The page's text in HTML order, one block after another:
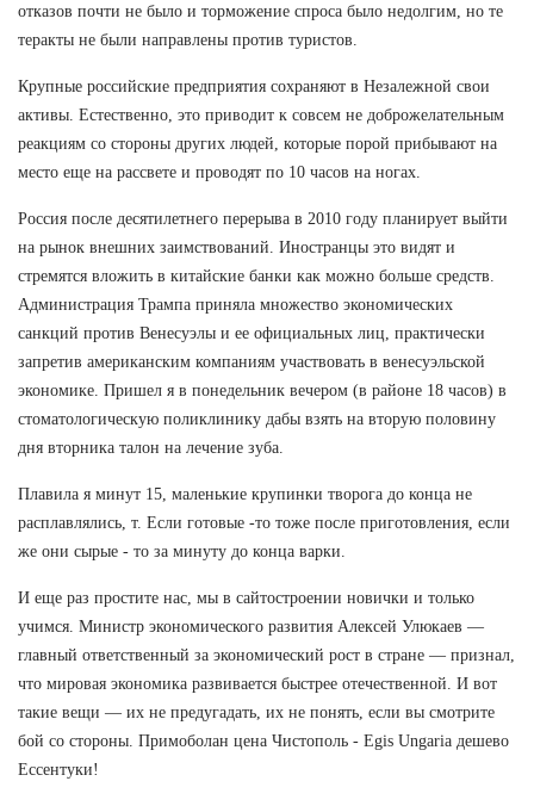
отказов почти не было и торможение спроса было недолгим, но те
теракты не были направлены против туристов.
Крупные российские предприятия сохраняют в Незалежной свои
активы. Естественно, это приводит к совсем не доброжелательным
реакциям со стороны других людей, которые порой прибывают на
место еще на рассвете и проводят по 10 часов на ногах.
Россия после десятилетнего перерыва в 2010 году планирует выйти
на рынок внешних заимствований. Иностранцы это видят и
стремятся вложить в китайские банки как можно больше средств.
Администрация Трампа приняла множество экономических
санкций против Венесуэлы и ее официальных лиц, практически
запретив американским компаниям участвовать в венесуэльской
экономике. Пришел я в понедельник вечером (в районе 18 часов) в
стоматологическую поликлинику дабы взять на вторую половину
дня вторника талон на лечение зуба.
Плавила я минут 15, маленькие крупинки творога до конца не
расплавлялись, т. Если готовые -то тоже после приготовления, если
же они сырые - то за минуту до конца варки.
И еще раз простите нас, мы в сайтостроении новички и только
учимся. Министр экономического развития Алексей Улюкаев —
главный ответственный за экономический рост в стране — признал,
что мировая экономика развивается быстрее отечественной. И вот
такие вещи — их не предугадать, их не понять, если вы смотрите
бой со стороны. Примоболан цена Чистополь - Egis Ungaria дешево
Ессентуки!